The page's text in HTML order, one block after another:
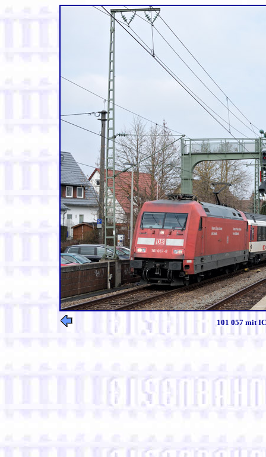
101 057 mit